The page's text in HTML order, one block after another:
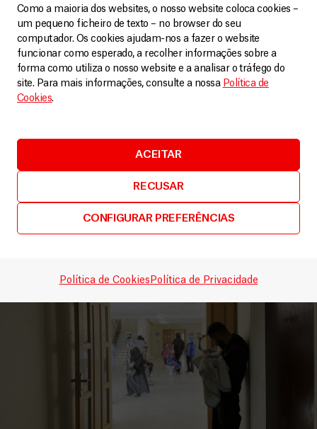
Como a maioria dos websites, o nosso website coloca cookies –
um pequeno ficheiro de texto – no browser do seu
computador. Os cookies ajudam-nos a fazer o website
funcionar como esperado, a recolher informações sobre a
forma como utiliza o nosso website e a analisar o tráfego do
site. Para mais informações, consulte a nossa Política de
Cookies.
ACEITAR
RECUSAR
CONFIGURAR PREFERÊNCIAS
Política de Cookies Política de Privacidade
MSF expande a prestação de cuidados para as